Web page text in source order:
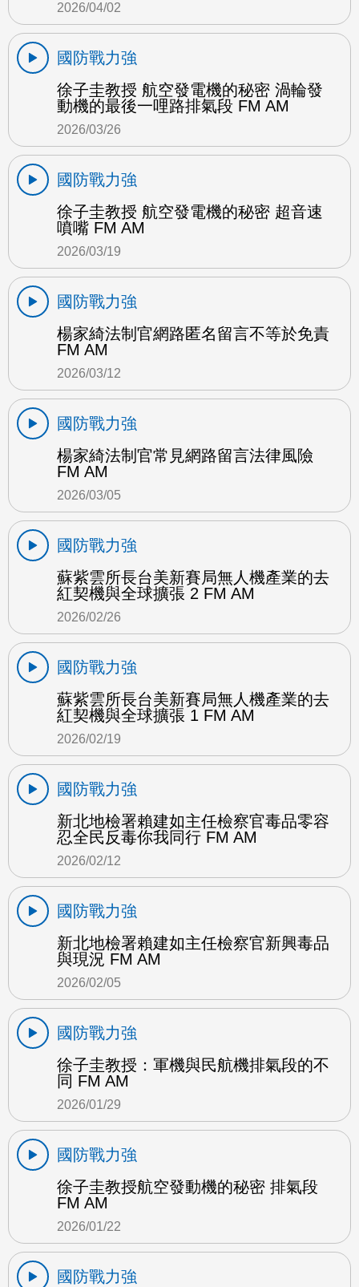
2026/04/02
國防戰力強
徐子圭教授 航空發電機的秘密 渦輪發
動機的最後一哩路排氣段 FM AM
2026/03/26
國防戰力強
徐子圭教授 航空發電機的秘密 超音速
噴嘴 FM AM
2026/03/19
國防戰力強
楊家綺法制官網路匿名留言不等於免責
FM AM
2026/03/12
國防戰力強
楊家綺法制官常見網路留言法律風險
FM AM
2026/03/05
國防戰力強
蘇紫雲所長台美新賽局無人機產業的去
紅契機與全球擴張 2 FM AM
2026/02/26
國防戰力強
蘇紫雲所長台美新賽局無人機產業的去
紅契機與全球擴張 1 FM AM
2026/02/19
國防戰力強
新北地檢署賴建如主任檢察官毒品零容
忍全民反毒你我同行 FM AM
2026/02/12
國防戰力強
新北地檢署賴建如主任檢察官新興毒品
與現況 FM AM
2026/02/05
國防戰力強
徐子圭教授：軍機與民航機排氣段的不
同 FM AM
2026/01/29
國防戰力強
徐子圭教授航空發動機的秘密 排氣段
FM AM
2026/01/22
國防戰力強